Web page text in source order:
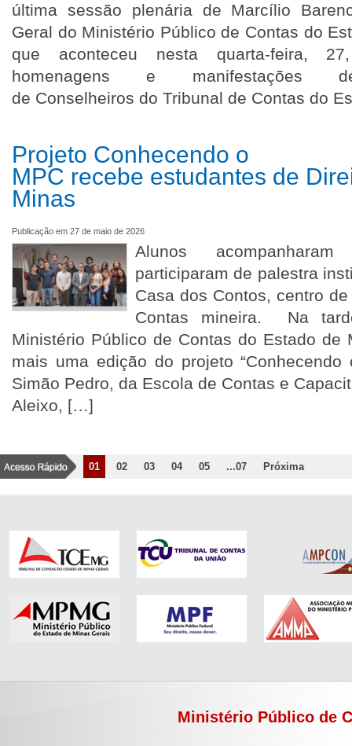
última sessão plenária de Marcílio
Geral do Ministério Público de Contas do
que aconteceu nesta quarta-feira,
homenagens e manifestações
de Conselheiros do Tribunal de Contas do
Projeto Conhecendo o
MPC recebe estudantes de
Minas
Publicação em 27 de maio de 2026
Alunos
participaram de palestra
Casa dos Contos, centro
Contas mineira. Na
Ministério Público de Contas do Estado de
mais uma edição do projeto “Conhecendo
Simão Pedro, da Escola de Contas e
Aleixo, […]
01 02 03 04 05 ...07 Próxima
Ministério Público de